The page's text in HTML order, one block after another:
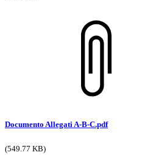
Documento Allegati A-B-C.pdf
(549.77 KB)